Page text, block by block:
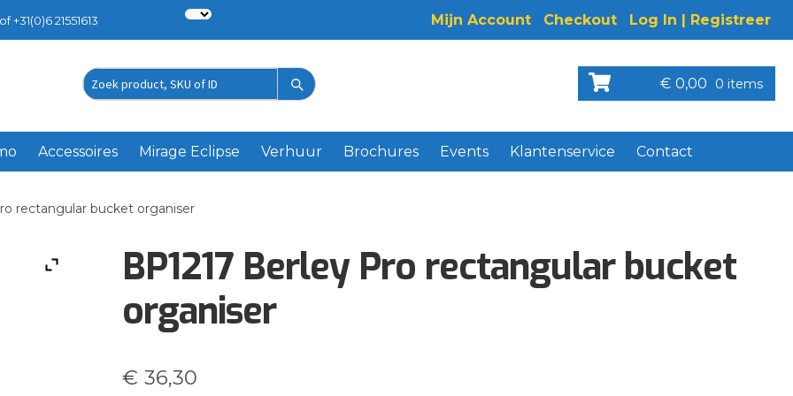
+31(0)6 21551613 Mijn Account Checkout Log In | Registreer
Zoek
€ 0,00 0 items
Accessoires Mirage Eclipse Verhuur Brochures Events Klantenservice Contact
rectangular bucket organiser
BP1217 Berley Pro rectangular bucket
organiser
€ 36,30